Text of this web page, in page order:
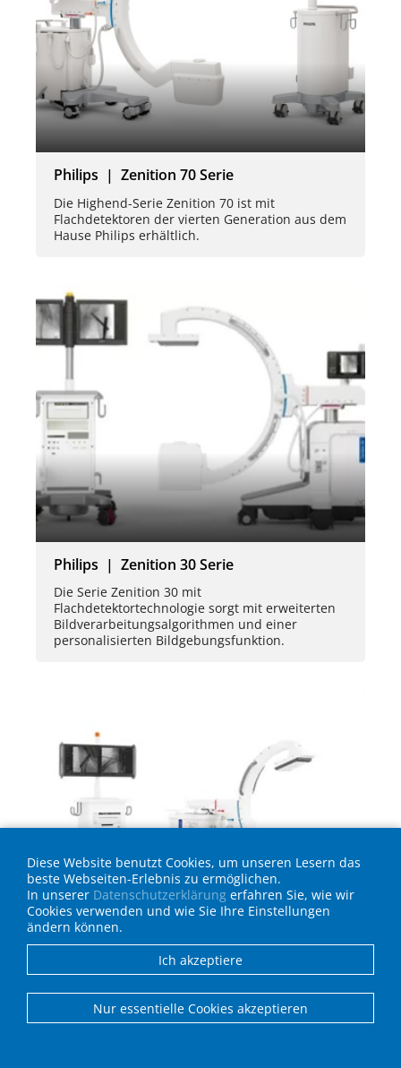
Philips | Zenition 70 Serie
Die Highend-Serie Zenition 70 ist mit
Flachdetektoren der vierten Generation aus dem
Hause Philips erhältlich.
Philips | Zenition 30 Serie
Die Serie Zenition 30 mit
Flachdetektortechnologie sorgt mit erweiterten
Bildverarbeitungsalgorithmen und einer
personalisierten Bildgebungsfunktion.
Philips | Zenition 10 Serie
Der Zenition 10 bietet hochwertige Bildgebung,
hohe Verfügbarkeit und einen effizienten
Diese Website benutzt Cookies, um unseren Lesern das
beste Webseiten-Erlebnis zu ermöglichen.
In unserer Datenschutzerklärung erfahren Sie, wie wir
Cookies verwenden und wie Sie Ihre Einstellungen
ändern können.
Ich akzeptiere
Nur essentielle Cookies akzeptieren